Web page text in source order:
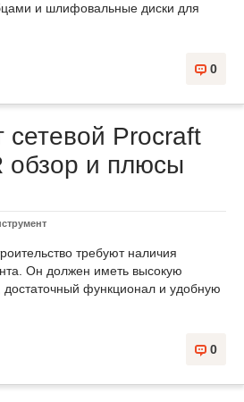
и шлифовальные диски для
0
сетевой Procraft
обзор и плюсы
требуют наличия
Он должен иметь высокую
достаточный функционал и удобную
0